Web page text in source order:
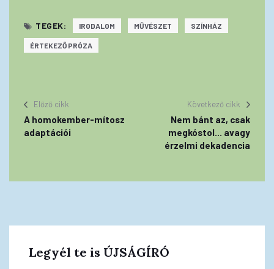
TEGEK: IRODALOM MŰVÉSZET SZÍNHÁZ
ÉRTEKEZŐ PRÓZA
Előző cikk
A homokember-mítosz
adaptációi
Következő cikk
Nem bánt az, csak
megkóstol... avagy
érzelmi dekadencia
Legyél te is ÚJSÁGÍRÓ